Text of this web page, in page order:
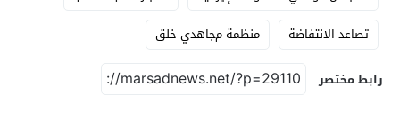
تصاعد الانتفاضة
منظمة مجاهدي خلق
رابط مختصر